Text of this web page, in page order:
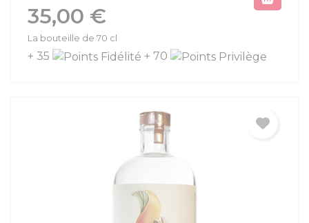
Prix
35,00 €
La bouteille de 70 cl
+ 35 + 70